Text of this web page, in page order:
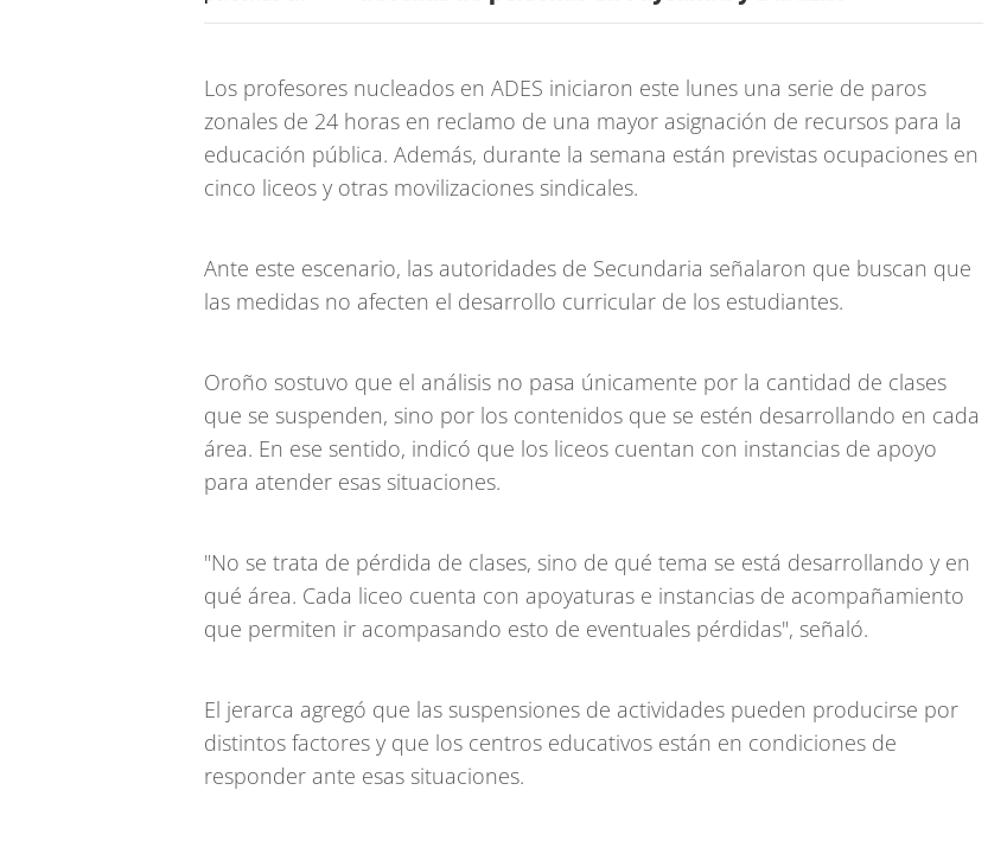
Los profesores nucleados en ADES iniciaron este lunes una serie de paros
zonales de 24 horas en reclamo de una mayor asignación de recursos para la
educación pública. Además, durante la semana están previstas ocupaciones en
cinco liceos y otras movilizaciones sindicales.
Ante este escenario, las autoridades de Secundaria señalaron que buscan que
las medidas no afecten el desarrollo curricular de los estudiantes.
Oroño sostuvo que el análisis no pasa únicamente por la cantidad de clases
que se suspenden, sino por los contenidos que se estén desarrollando en cada
área. En ese sentido, indicó que los liceos cuentan con instancias de apoyo
para atender esas situaciones.
"No se trata de pérdida de clases, sino de qué tema se está desarrollando y en
qué área. Cada liceo cuenta con apoyaturas e instancias de acompañamiento
que permiten ir acompasando esto de eventuales pérdidas", señaló.
El jerarca agregó que las suspensiones de actividades pueden producirse por
distintos factores y que los centros educativos están en condiciones de
responder ante esas situaciones.